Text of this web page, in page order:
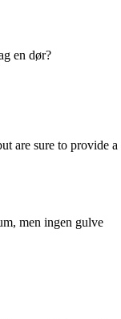
en dør?
are sure to provide a
men ingen gulve